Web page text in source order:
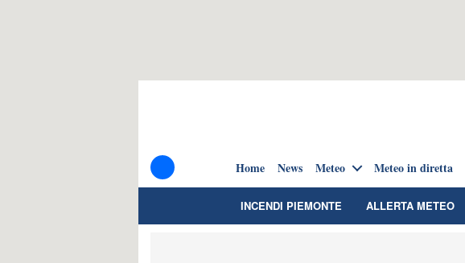
Home News Meteo Meteo in diretta
INCENDI PIEMONTE ALLERTA METEO